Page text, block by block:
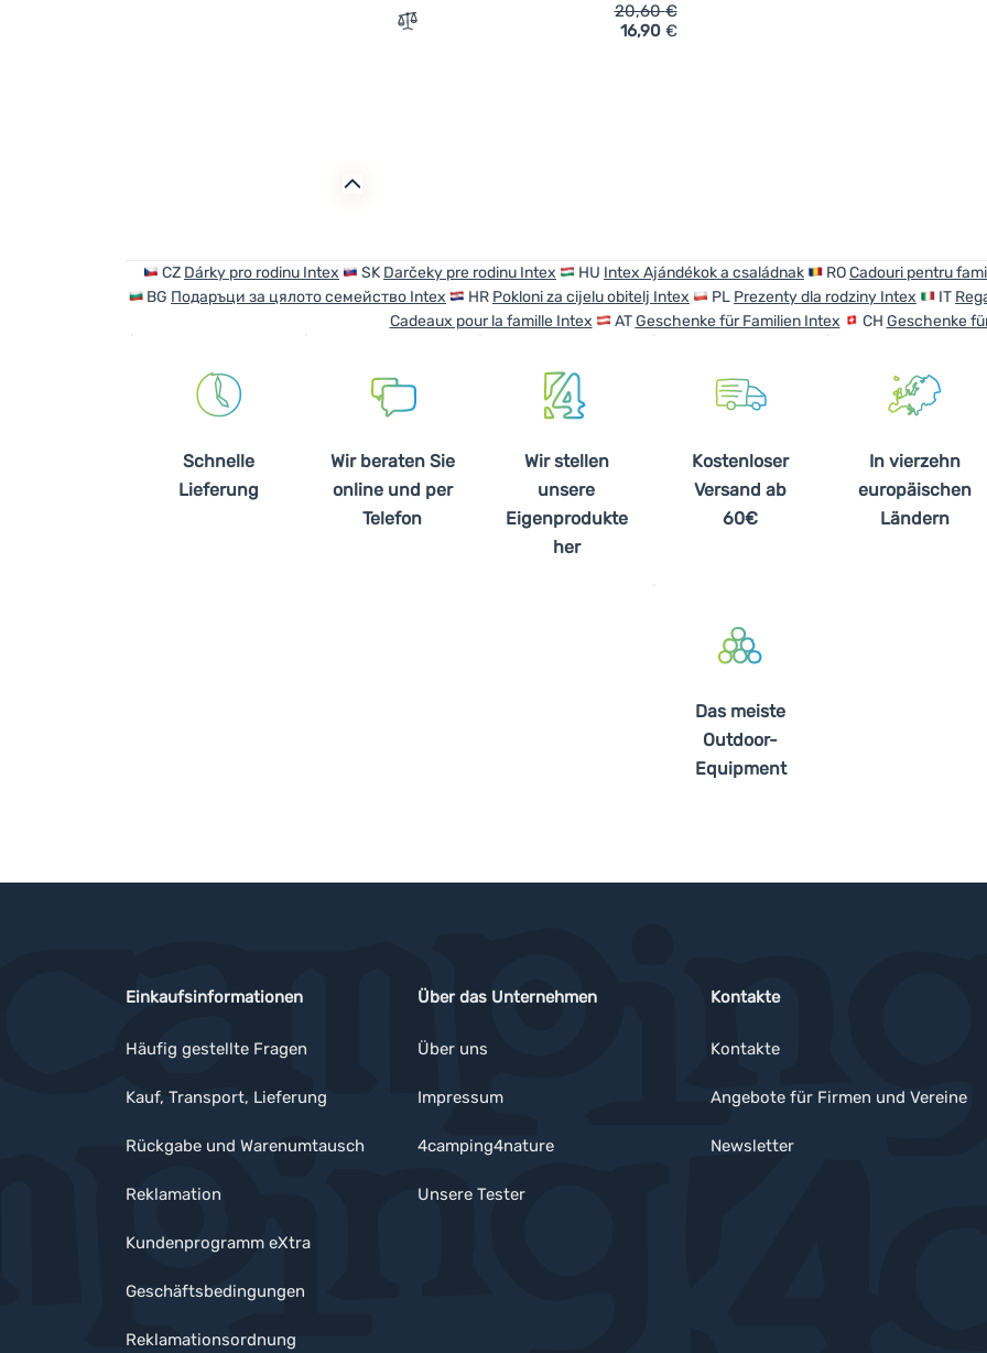
Zum Vergleich 'Aufblasbare Ente Intex Baby Duck Ride-On' hinzufügen
20,60€
16,90 €
CZ Dárky pro rodinu Intex SK Darčeky pre rodinu Intex HU Intex Ajándékok a családnak ROCadouri pentru
BG Подаръци за цялото семейство Intex HR Pokloni za cijelu obitelj Intex PL Prezenty dla rodziny Intex IT
Cadeaux pour la famille Intex
ATGeschenke für Familien Intex CH Geschenke
Schnelle
Lieferung
Wir beraten Sie
online und per
Telefon
Wir stellen
unsere
Eigenprodukte
her
Kostenloser
Versand ab
60€
In vierzehn
europäischen
Ländern
Das meiste
Outdoor-
Equipment
Einkaufsinformationen
Häufig gestellte Fragen
Kauf, Transport, Lieferung
Rückgabe und Warenumtausch
Reklamation
Kundenprogramm eXtra
Geschäftsbedingungen
Reklamationsordnung
Über das Unternehmen
Über uns
Impressum
4camping4nature
Unsere Tester
Kontakte
Kontakte
Angebote für Firmen und Vereine
Newsletter